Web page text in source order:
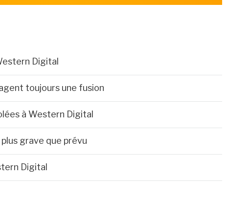
Digital
toujours une fusion
à Western Digital
grave que prévu
Digital